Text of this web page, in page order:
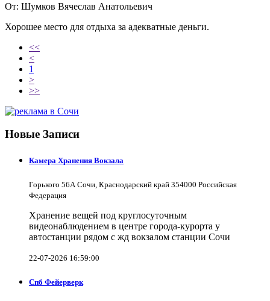
От: Шумков Вячеслав Анатольевич
Хорошее место для отдыха за адекватные деньги.
<<
<
1
>
>>
Новые Записи
Камера Хранения Вокзала
Горького 56А Сочи, Краснодарский край 354000 Российская
Федерация
Хранение вещей под круглосуточным
видеонаблюдением в центре города-курорта у
автостанции рядом с жд вокзалом станции Сочи
22-07-2026 16:59:00
Спб Фейерверк